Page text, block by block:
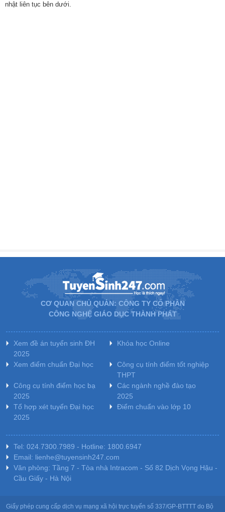
nhật liên tục bên dưới.
CƠ QUAN CHỦ QUẢN: CÔNG TY CỔ PHẦN
CÔNG NGHỆ GIÁO DỤC THÀNH PHÁT
Xem đề án tuyển sinh ĐH
2025
Khóa học Online
Xem điểm chuẩn Đại học
Công cụ tính điểm tốt nghiệp
THPT
Công cụ tính điểm học bạ
2025
Các ngành nghề đào tạo
2025
Tổ hợp xét tuyển Đại học
2025
Điểm chuẩn vào lớp 10
Tel: 024.7300.7989 - Hotline: 1800.6947
Email: lienhe@tuyensinh247.com
Văn phòng: Tầng 7 - Tòa nhà Intracom - Số 82 Dịch Vọng Hậu -
Cầu Giấy - Hà Nội
Giấy phép cung cấp dịch vụ mạng xã hội trực tuyến số 337/GP-BTTTT do Bộ